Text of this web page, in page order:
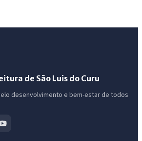
de São Luis do Curu
desenvolvimento e bem-estar de todos